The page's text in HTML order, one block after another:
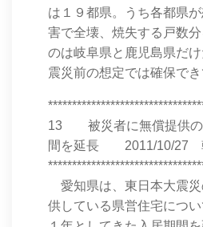
は１９都県。うち各都県
害で全壊、焼失する戸数
のは岐阜県と鹿児島県だ
震災前の想定では確保でき
13 被災者に無償提供の
間を延長 2011/10/27
愛知県は、東日本大震災
供している県営住宅につ